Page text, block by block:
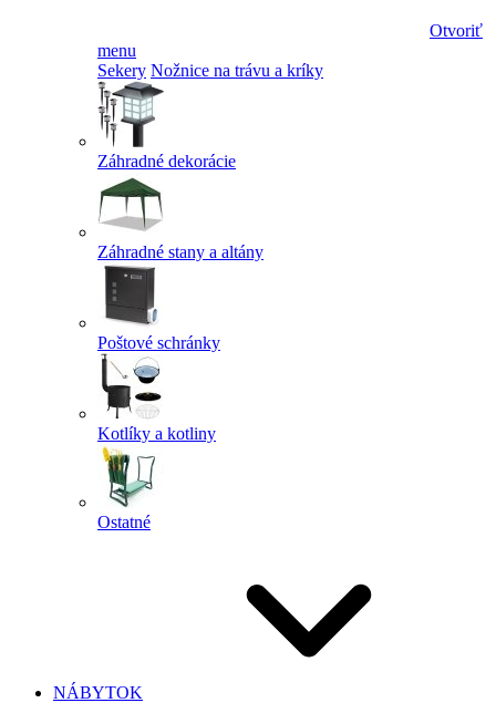
Otvoriť
menu
Sekery Nožnice na trávu a kríky
Záhradné dekorácie
Záhradné stany a altány
Poštové schránky
Kotlíky a kotliny
Ostatné
NÁBYTOK